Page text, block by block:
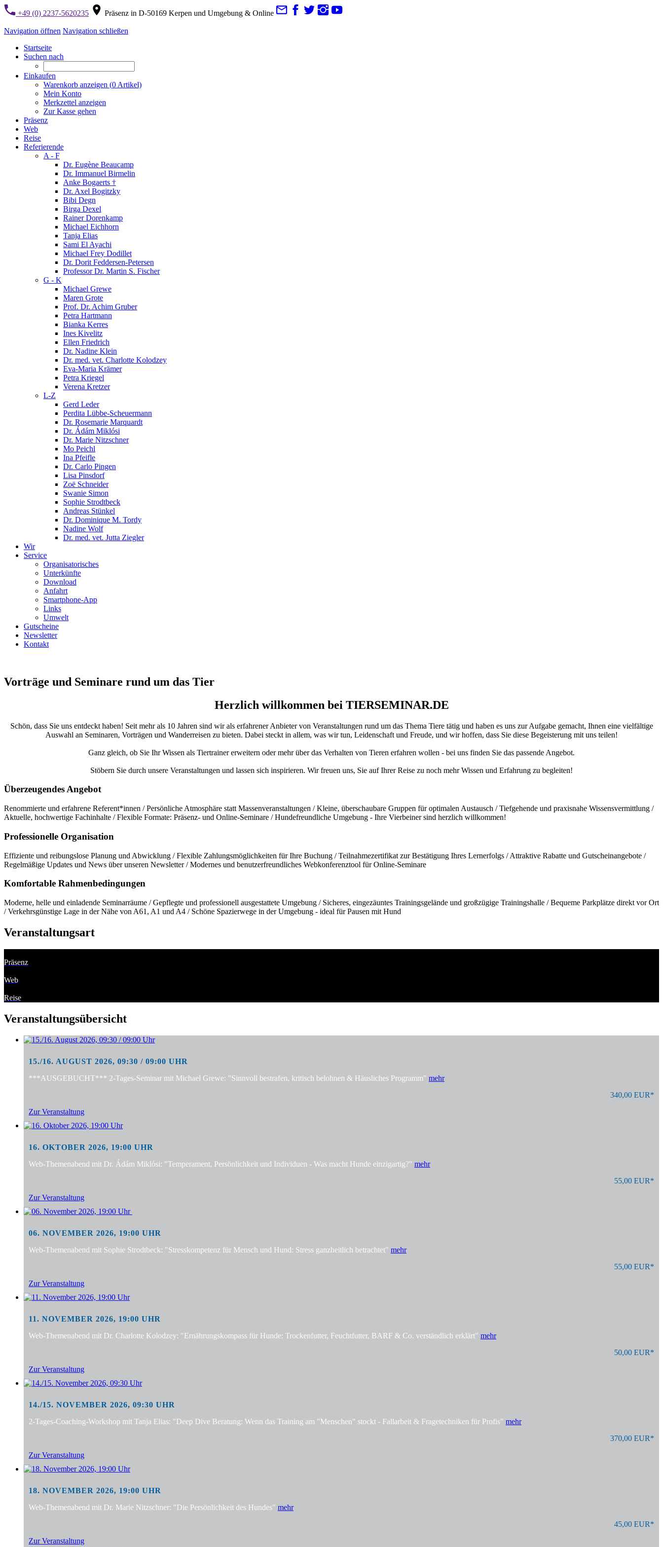
+49 (0) 2237-5620235 Präsenz in D-50169 Kerpen und Umgebung & Online
Navigation öffnen Navigation schließen
Startseite
Suchen nach
Einkaufen
Warenkorb anzeigen (0 Artikel)
Mein Konto
Merkzettel anzeigen
Zur Kasse gehen
Präsenz
Web
Reise
Referierende
A - F
Dr. Eugène Beaucamp
Dr. Immanuel Birmelin
Anke Bogaerts †
Dr. Axel Bogitzky
Bibi Degn
Birga Dexel
Rainer Dorenkamp
Michael Eichhorn
Tanja Elias
Sami El Ayachi
Michael Frey Dodillet
Dr. Dorit Feddersen-Petersen
Professor Dr. Martin S. Fischer
G - K
Michael Grewe
Maren Grote
Prof. Dr. Achim Gruber
Petra Hartmann
Bianka Kerres
Ines Kivelitz
Ellen Friedrich
Dr. Nadine Klein
Dr. med. vet. Charlotte Kolodzey
Eva-Maria Krämer
Petra Kriegel
Verena Kretzer
L-Z
Gerd Leder
Perdita Lübbe-Scheuermann
Dr. Rosemarie Marquardt
Dr. Ádám Miklósi
Dr. Marie Nitzschner
Mo Peichl
Ina Pfeifle
Dr. Carlo Pingen
Lisa Pinsdorf
Zoë Schneider
Swanie Simon
Sophie Strodtbeck
Andreas Stünkel
Dr. Dominique M. Tordy
Nadine Wolf
Dr. med. vet. Jutta Ziegler
Wir
Service
Organisatorisches
Unterkünfte
Download
Anfahrt
Smartphone-App
Links
Umwelt
Gutscheine
Newsletter
Kontakt
Vorträge und Seminare rund um das Tier
Herzlich willkommen bei TIERSEMINAR.DE
Schön, dass Sie uns entdeckt haben! Seit mehr als 10 Jahren sind wir als erfahrener Anbieter von Veranstaltungen rund um das Thema Tiere tätig und haben es uns zur Aufgabe gemacht, Ihnen eine vielfältige
Auswahl an Seminaren, Vorträgen und Wanderreisen zu bieten. Dabei steckt in allem, was wir tun, Leidenschaft und Freude, und wir hoffen, dass Sie diese Begeisterung mit uns teilen!
Ganz gleich, ob Sie Ihr Wissen als Tiertrainer erweitern oder mehr über das Verhalten von Tieren erfahren wollen - bei uns finden Sie das passende Angebot.
Stöbern Sie durch unsere Veranstaltungen und lassen sich inspirieren. Wir freuen uns, Sie auf Ihrer Reise zu noch mehr Wissen und Erfahrung zu begleiten!
Überzeugendes Angebot
Renommierte und erfahrene Referent*innen / Persönliche Atmosphäre statt Massenveranstaltungen / Kleine, überschaubare Gruppen für optimalen Austausch / Tiefgehende und praxisnahe Wissensvermittlung /
Aktuelle, hochwertige Fachinhalte / Flexible Formate: Präsenz- und Online-Seminare / Hundefreundliche Umgebung - Ihre Vierbeiner sind herzlich willkommen!
Professionelle Organisation
Effiziente und reibungslose Planung und Abwicklung / Flexible Zahlungsmöglichkeiten für Ihre Buchung / Teilnahmezertifikat zur Bestätigung Ihres Lernerfolgs / Attraktive Rabatte und Gutscheinangebote /
Regelmäßige Updates und News über unseren Newsletter / Modernes und benutzerfreundliches Webkonferenztool für Online-Seminare
Komfortable Rahmenbedingungen
Moderne, helle und einladende Seminarräume / Gepflegte und professionell ausgestattete Umgebung / Sicheres, eingezäuntes Trainingsgelände und großzügige Trainingshalle / Bequeme Parkplätze direkt vor Ort
/ Verkehrsgünstige Lage in der Nähe von A61, A1 und A4 / Schöne Spazierwege in der Umgebung - ideal für Pausen mit Hund
Veranstaltungsart
Präsenz
Web
Reise
Veranstaltungsübersicht
15./16. AUGUST 2026, 09:30 / 09:00 UHR
***AUSGEBUCHT*** 2-Tages-Seminar mit Michael Grewe: "Sinnvoll bestrafen, kritisch belohnen & Häusliches Programm" mehr
340,00 EUR*
Zur Veranstaltung
16. OKTOBER 2026, 19:00 UHR
Web-Themenabend mit Dr. Ádám Miklósi: "Temperament, Persönlichkeit und Individuen - Was macht Hunde einzigartig?" mehr
55,00 EUR*
Zur Veranstaltung
06. NOVEMBER 2026, 19:00 UHR
Web-Themenabend mit Sophie Strodtbeck: "Stresskompetenz für Mensch und Hund: Stress ganzheitlich betrachtet" mehr
55,00 EUR*
Zur Veranstaltung
11. NOVEMBER 2026, 19:00 UHR
Web-Themenabend mit Dr. Charlotte Kolodzey: "Ernährungskompass für Hunde: Trockenfutter, Feuchtfutter, BARF & Co. verständlich erklärt" mehr
50,00 EUR*
Zur Veranstaltung
14./15. NOVEMBER 2026, 09:30 UHR
2-Tages-Coaching-Workshop mit Tanja Elias: "Deep Dive Beratung: Wenn das Training am "Menschen" stockt - Fallarbeit & Fragetechniken für Profis" mehr
370,00 EUR*
Zur Veranstaltung
18. NOVEMBER 2026, 19:00 UHR
Web-Themenabend mit Dr. Marie Nitzschner: "Die Persönlichkeit des Hundes" mehr
45,00 EUR*
Zur Veranstaltung